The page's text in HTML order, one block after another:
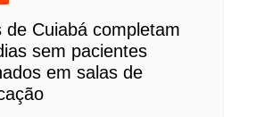
de Cuiabá completam
sem pacientes
em salas de